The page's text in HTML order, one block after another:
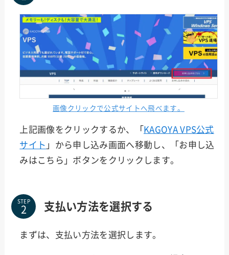
画像クリックで公式サイトへ飛べます。
上記画像をクリックするか、「 KAGOYA VPS公式
サイト 」から申し込み画面へ移動し、「お申し込
みはこちら」ボタンをクリックします。
STEP 支払い方法を選択する
まずは、支払い方法を選択します。